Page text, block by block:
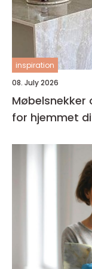
inspiration
08. July 2026
Møbelsnekker
for hjemmet